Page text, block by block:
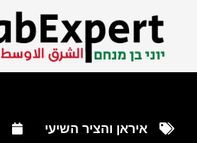
איראן והציר השיעי